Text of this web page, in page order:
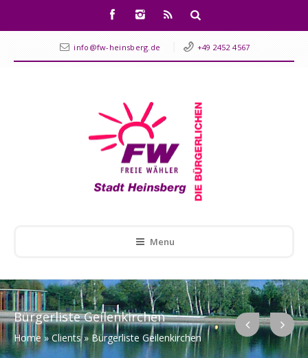
info@fw-heinsberg.de +49 2452 4567
Menu
Bürgerliste Geilenkirchen
Home »Clients»Bürgerliste Geilenkirchen